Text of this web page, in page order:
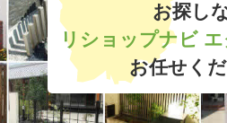
お探し
リショップナビ
お任せく